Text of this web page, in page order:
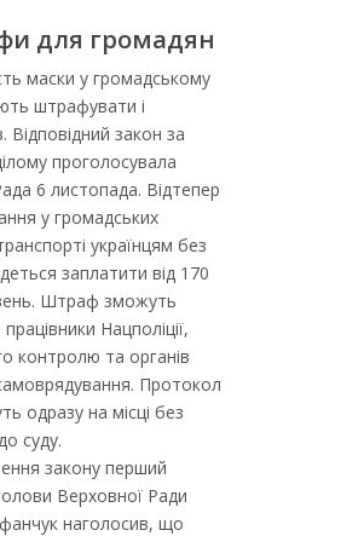
для громадян
маски у громадському
штрафувати і
Відповідний закон за
проголосувала
6 листопада. Відтепер
у громадських
українцям без
заплатити від 170
Штраф зможуть
Нацполіції,
контролю та органів
Протокол
одразу на місці без
суду.
закону перший
Верховної Ради
наголосив, що